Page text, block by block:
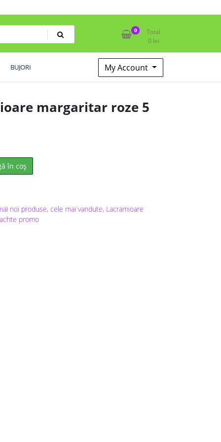
0
Total
0 lei
BUJORI My Account
margaritar roze 5
în coș
noi produse,cele mai vandute, Lacramioare
promo